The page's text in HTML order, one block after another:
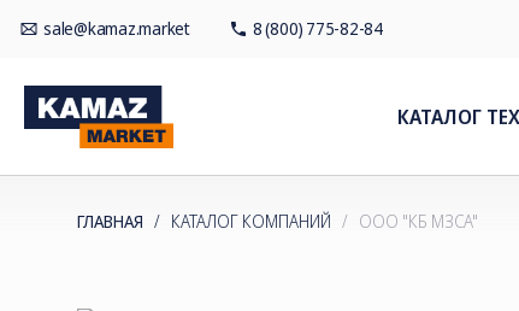
sale@kamaz.market 8 (800) 775-82-84
КАТАЛОГ
ГЛАВНАЯ / КАТАЛОГ КОМПАНИЙ / ООО "КБ МЗСА"